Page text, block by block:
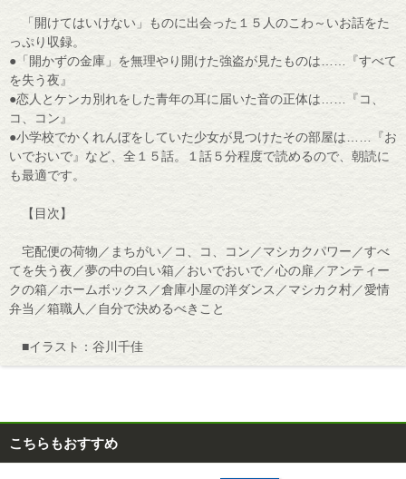
「開けてはいけない」ものに出会った１５人のこわ～いお話をた
っぷり収録。
●「開かずの金庫」を無理やり開けた強盗が見たものは……『すべて
を失う夜』
●恋人とケンカ別れをした青年の耳に届いた音の正体は……『コ、
コ、コン』
●小学校でかくれんぼをしていた少女が見つけたその部屋は……『お
いでおいで』など、全１５話。１話５分程度で読めるので、朝読に
も最適です。
【目次】
宅配便の荷物／まちがい／コ、コ、コン／マシカクパワー／すべ
てを失う夜／夢の中の白い箱／おいでおいで／心の扉／アンティー
クの箱／ホームボックス／倉庫小屋の洋ダンス／マシカク村／愛情
弁当／箱職人／自分で決めるべきこと
■イラスト：谷川千佳
こちらもおすすめ